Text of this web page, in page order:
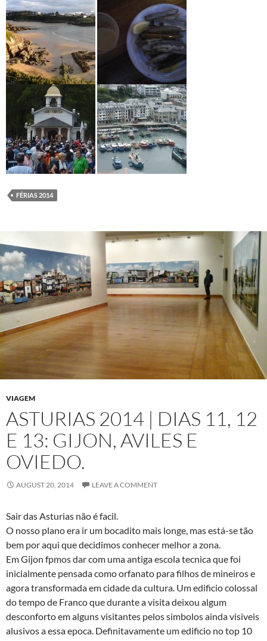
FÉRIAS 2014
VIAGEM
ASTURIAS 2014 | DIAS 11, 12
E 13: GIJON, AVILES E
OVIEDO.
AUGUST 20, 2014 LEAVE A COMMENT
Sair das Asturias não é facil.
O nosso plano era ir um bocadito mais longe, mas está-se tão
bem por aqui que decidimos conhecer melhor a zona.
Em Gijon fpmos dar com uma antiga escola tecnica que foi
inicialmente pensada como orfanato para filhos de mineiros e
agora transformada em cidade da cultura. Um edificio colossal
do tempo de Franco que durante a visita deixou algum
desconforto em alguns visitantes pelos simbolos ainda visiveis
alusivos a essa epoca. Definitavamente um edificio no top 10